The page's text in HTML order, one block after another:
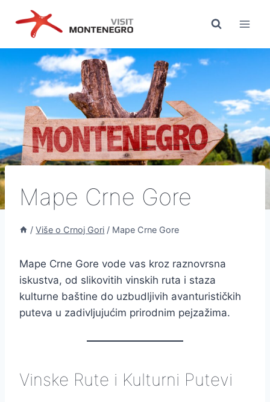
Preskoči
sadržaj
Mape Crne Gore
/ Više o Crnoj Gori / Mape Crne Gore
Mape Crne Gore vode vas kroz raznovrsna
iskustva, od slikovitih vinskih ruta i staza
kulturne baštine do uzbudljivih avanturističkih
puteva u zadivljujućim prirodnim pejzažima.
Vinske Rute i Kulturni Putevi